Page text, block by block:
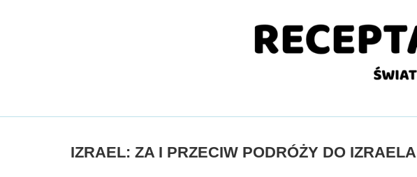
IZRAEL: ZA I PRZECIW PODRÓŻY DO IZRAELA